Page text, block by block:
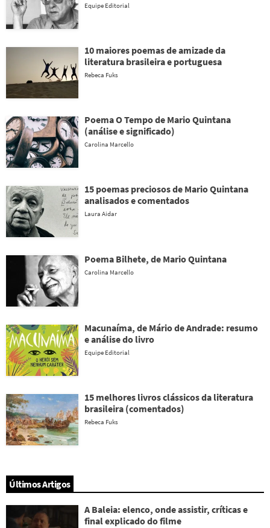
Equipe Editorial
10 maiores poemas de amizade da
literatura brasileira e portuguesa
Rebeca Fuks
Poema O Tempo de Mario Quintana
(análise e significado)
Carolina Marcello
15 poemas preciosos de Mario Quintana
analisados e comentados
Laura Aidar
Poema Bilhete, de Mario Quintana
Carolina Marcello
Macunaíma, de Mário de Andrade: resumo
e análise do livro
Equipe Editorial
15 melhores livros clássicos da literatura
brasileira (comentados)
Rebeca Fuks
Últimos Artigos
A Baleia: elenco, onde assistir, críticas e
final explicado do filme